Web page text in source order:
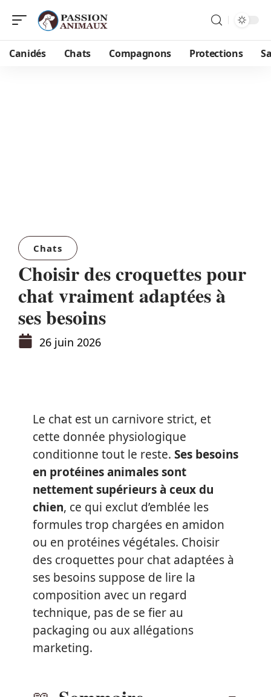
Canidés Chats Compagnons Protections
Chats
Choisir des croquettes pour
chat vraiment adaptées à
ses besoins
26 juin 2026
Le chat est un carnivore strict, et
cette donnée physiologique
conditionne tout le reste. Ses besoins
en protéines animales sont
nettement supérieurs à ceux du
chien, ce qui exclut d’emblée les
formules trop chargées en amidon
ou en protéines végétales. Choisir
des croquettes pour chat adaptées à
ses besoins suppose de lire la
composition avec un regard
technique, pas de se fier au
packaging ou aux allégations
marketing.